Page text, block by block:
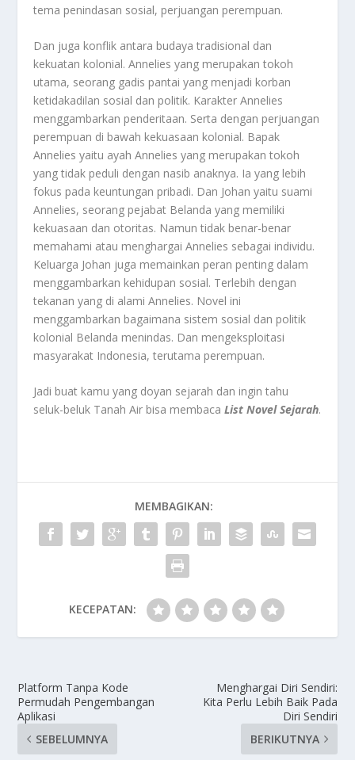
tema penindasan sosial, perjuangan perempuan.
Dan juga konflik antara budaya tradisional dan
kekuatan kolonial. Annelies yang merupakan tokoh
utama, seorang gadis pantai yang menjadi korban
ketidakadilan sosial dan politik. Karakter Annelies
menggambarkan penderitaan. Serta dengan perjuangan
perempuan di bawah kekuasaan kolonial. Bapak
Annelies yaitu ayah Annelies yang merupakan tokoh
yang tidak peduli dengan nasib anaknya. Ia yang lebih
fokus pada keuntungan pribadi. Dan Johan yaitu suami
Annelies, seorang pejabat Belanda yang memiliki
kekuasaan dan otoritas. Namun tidak benar-benar
memahami atau menghargai Annelies sebagai individu.
Keluarga Johan juga memainkan peran penting dalam
menggambarkan kehidupan sosial. Terlebih dengan
tekanan yang di alami Annelies. Novel ini
menggambarkan bagaimana sistem sosial dan politik
kolonial Belanda menindas. Dan mengeksploitasi
masyarakat Indonesia, terutama perempuan.
Jadi buat kamu yang doyan sejarah dan ingin tahu
seluk-beluk Tanah Air bisa membacaList Novel Sejarah.
MEMBAGIKAN:
KECEPATAN:
Platform Tanpa Kode
Permudah Pengembangan
Aplikasi
SEBELUMNYA
Menghargai Diri Sendiri:
Kita Perlu Lebih Baik Pada
Diri Sendiri
BERIKUTNYA